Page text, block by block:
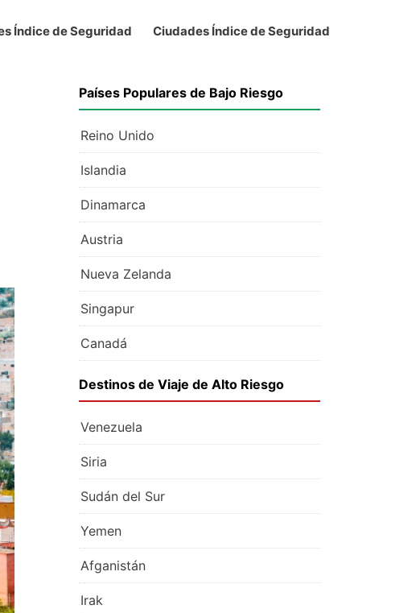
Índice de Seguridad Ciudades Índice de Seguridad
Países Populares de Bajo Riesgo
Reino Unido
Islandia
Dinamarca
Austria
Nueva Zelanda
Singapur
Canadá
Destinos de Viaje de Alto Riesgo
Venezuela
Siria
Sudán del Sur
Yemen
Afganistán
Irak